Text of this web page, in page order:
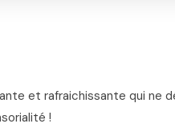
et rafraichissante qui ne
!